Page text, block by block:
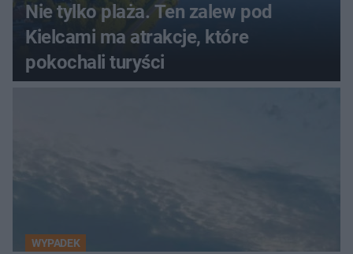
Nie tylko plaża. Ten zalew pod
Kielcami ma atrakcje, które
pokochali turyści
WYPADEK